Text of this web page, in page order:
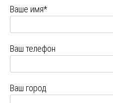
Ваше имя*
Ваш телефон
Ваш город